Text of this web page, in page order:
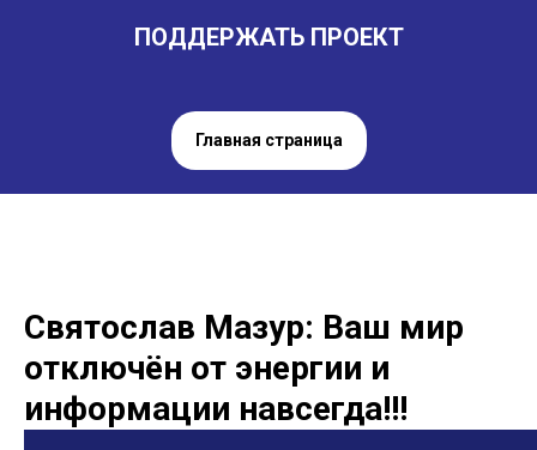
ПОДДЕРЖАТЬ ПРОЕКТ
Главная страница
Святослав Мазур: Ваш мир
отключён от энергии и
информации навсегда!!!